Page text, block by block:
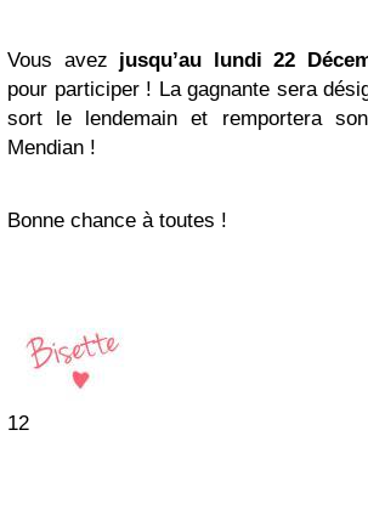
Vous avez jusqu’au lundi 22
pour participer ! La gagnante sera
sort le lendemain et remportera
Mendian !
Bonne chance à toutes !
12